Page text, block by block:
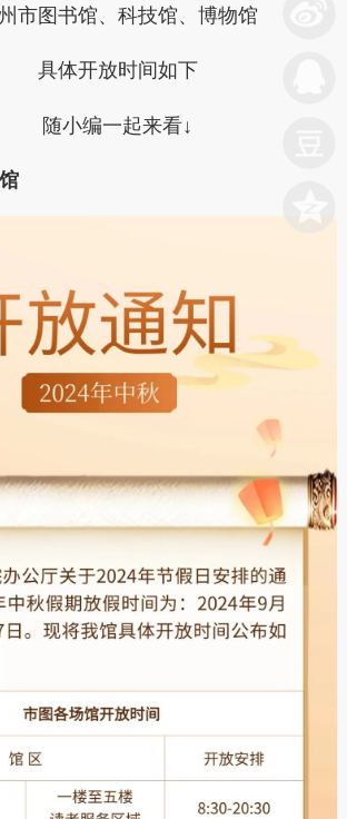
市图书馆、科技馆、博物馆
具体开放时间如下
随小编一起来看↓